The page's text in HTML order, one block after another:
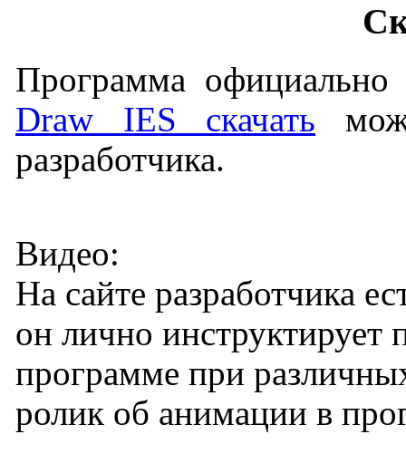
Программа официально
Draw IES скачать
разработчика.
Видео:
На сайте разработчика
он лично инструктирует
программе при
ролик об анимации в